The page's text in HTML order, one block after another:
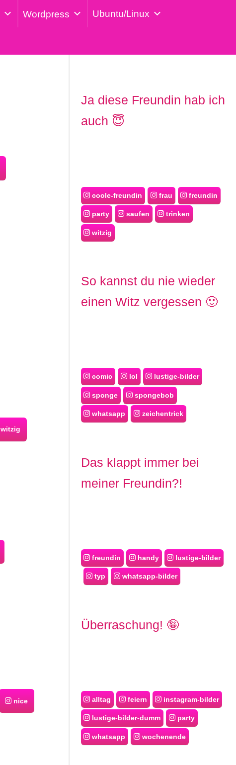
Wordpress Ubuntu/Linux
witzig
nice
Ja diese Freundin hab ich
auch 😇
coole-freundin frau freundin
party saufen trinken
witzig
So kannst du nie wieder
einen Witz vergessen 🙂
comic lol lustige-bilder
sponge spongebob
whatsapp zeichentrick
Das klappt immer bei
meiner Freundin?!
freundin handy lustige-bilder
typ whatsapp-bilder
Überraschung! 🤪
alltag feiern instagram-bilder
lustige-bilder-dumm party
whatsapp wochenende